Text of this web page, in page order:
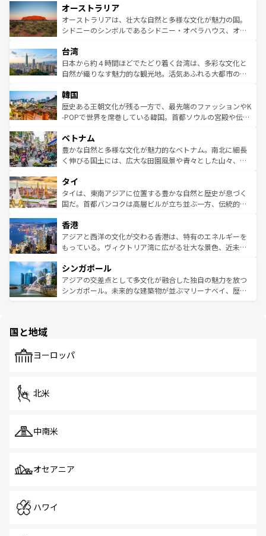
部のニューオーリンズでは、音楽と美食が融合した独特の
文化が魅力。旅行者はアメリカの各地域で異なる魅力を楽
しみながら、その多様性と豊かな歴史を感じることができ
ならではの贅沢な旅のスタイルだ。 なお、新着のアメリカ
情報はコンテンツ一覧を参照してほしい。
ワイ島は見逃せない。また、定番の観光地といえばオアフ
島だが、静かな自然を求めるならマウイ島やカウアイ島が
おすすめ。エメラルドグリーンに輝く海をはじめ、豊かな
れるおもてなしの心で訪れる人々を迎えてくれるハワイの
人々、おいしいローカルフードやハワイアンミュージッ
ク、伝統的なフラダンスなど、すべてがハワイの魅力を彩
ワイを、存分に味わってほしい。 なお、新着のハワイ情報
はコンテンツ一覧を参照してほしい。
オーストラリア
オーストラリアは、壮大な自然と多様な文化が魅力の国。
シドニーのシンボルであるシドニー・オペラハウス、オー
リアリーフや大陸中央部にそびえるウルル（エアーズロッ
ク）、タスマニアの美しい原生林やケアンズの熱帯雨林な
ど、見どころがたくさん。また、カフェやワイン、オージ
いる。アクティビティも充実しており、サーフィンやダイ
ビング、ハイキングなど、アウトドア好きにはたまらな
い。オーストラリアの多彩な魅力を存分に味わいつくそ
参照してほしい。
台湾
日本から約４時間ほどでたどり着く台湾は、多彩な文化と
自然が織りなす魅力的な観光地。活気あふれる大都市の台
ン）、静ひつな山岳地帯である台湾東部など、都市の喧騒
と山間の静けさが共存しており、訪れる人に新しい発見と
驚きをもたらしてくれる。また、奥深い台湾の食文化も魅
容にもいいと評判のスイーツなど、バラエティ豊かな料理
が味わえる。 なお、新着の台湾情報は コンテンツ一覧を参
照してほしい。
韓国
歴史ある王朝文化が残る一方で、最先端のファッションやK
-POPで世界を席巻している韓国。首都ソウルの宮殿や伝統
き、地方に足を延ばせば四季折々の自然美を楽しむことが
できる。そして、キムチや焼肉、絶品のストリートフード
まで、さまざまな韓国料理が待っている。夜には、韓国な
リティに包まれながら、韓国の多彩な魅力を心ゆくまで味
わってみてほしい。 なお、新着の韓国情報はコンテンツ一
覧を参照してほしい。
ベトナム
豊かな自然と多様な文化が魅力的なベトナム。南北に細長
く伸びる国土には、広大な田園風景や青々とした山々、世
急速な発展と共に伝統が息づく。ハノイの古い町並みやホ
ーチミン市のフランス統治時代の建物も、独特の雰囲気を
醸し出している。また、バラエティの豊かさとおいしさで
とつ。フォーやバインミー、ベトナムコーヒーなどは、ぜ
ひ現地で味わいたい。どの地域を訪れてもあたたかい人々
が旅行者を迎えてくれるので、きっと忘れられない旅にな
参照してほしい。
タイ
タイは、東南アジアに位置する豊かな自然と歴史が息づく
国だ。首都バンコクは高層ビルが立ち並ぶ一方、伝統的な
の活気が交差している。北部ではチェンマイなどの山岳地
帯で自然と触れ合い、南部ではプーケットやクラビの美し
いビーチでリゾート気分を楽しむことができる。タイ料理
激する。気候は一年中温暖で、どの季節にも異なる楽しみ
が待っている。親しみやすいタイの人々、仏教を中心とし
た文化、そして多様な観光資源が、訪れる旅人を魅了し続
香港
アジアと西洋の文化が交わる香港は、特有のエネルギーを
もっている。ヴィクトリア湾に広がる壮大な景色、近未来
み、どこを訪れても感動するはず。観光スポットが密集し
ており、効率よく見どころを回れるのも魅力。息をのむよ
うな絶景から文化的な体験まで、香港を存分に楽しみ尽く
シンガポール
アジアの交差点として多文化が融合した独自の魅力を放つ
シンガポール。未来的な建築物が並ぶマリーナベイ、歴史
で、ホーカーズは地元の風情を楽しめる外せないスポット
国と地域
ヨーロッパ
北米
中南米
オセアニア
ハワイ